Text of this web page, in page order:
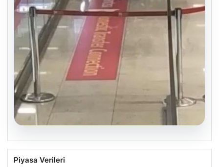
BTC 3066781 ▲ +1.01%
Son Eklenen Haberler
Bursa Orhangazi’de Bir Tamirhane Yanarak Kor Oldu
■2 yaşındaki bebeği Heimlich manevrasıyla kurtaran personele
ödül
■ DAP Yapı’dan bir ilk! Emlak Konut güvencesi Dap vizyonuyla
kendi kendini ödeyen ev modeli
■Psikologlara Göre Hızlı Konuşan Kişilerin En Önemli Ortak
Özelliği
Tasarımları